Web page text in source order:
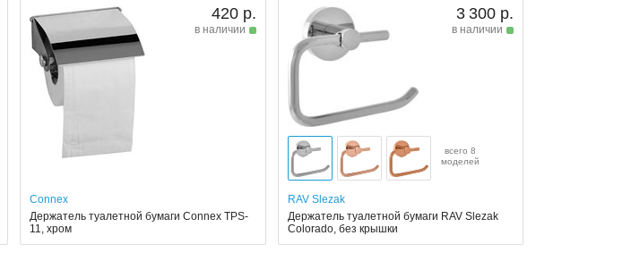
420 р.
в наличии
Connex
Держатель туалетной бумаги Connex TPS-
11, хром
3 300 р.
в наличии
всего 8
моделей
RAV Slezak
Держатель туалетной бумаги RAV Slezak
Colorado, без крышки